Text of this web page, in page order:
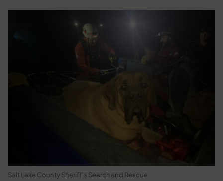
Salt Lake County Sheriff’s Search and Rescue